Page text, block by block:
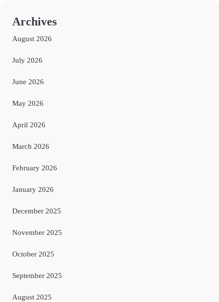
Archives
August 2026
July 2026
June 2026
May 2026
April 2026
March 2026
February 2026
January 2026
December 2025
November 2025
October 2025
September 2025
August 2025